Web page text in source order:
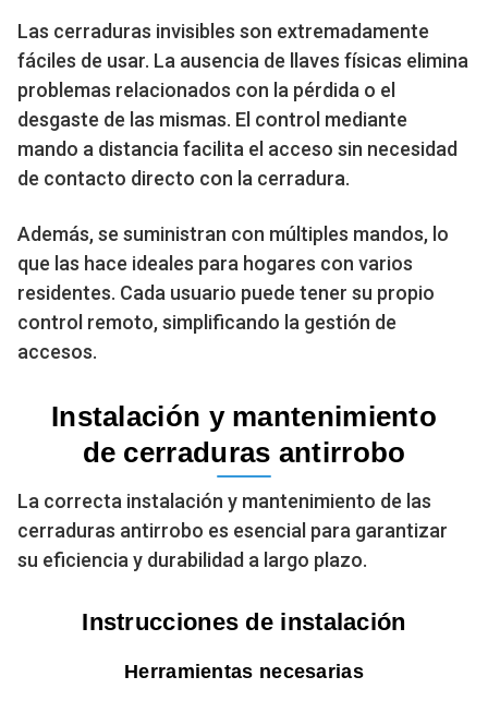
Las cerraduras invisibles son extremadamente
fáciles de usar. La ausencia de llaves físicas elimina
problemas relacionados con la pérdida o el
desgaste de las mismas. El control mediante
mando a distancia facilita el acceso sin necesidad
de contacto directo con la cerradura.
Además, se suministran con múltiples mandos, lo
que las hace ideales para hogares con varios
residentes. Cada usuario puede tener su propio
control remoto, simplificando la gestión de
accesos.
Instalación y mantenimiento
de cerraduras antirrobo
La correcta instalación y mantenimiento de las
cerraduras antirrobo es esencial para garantizar
su eficiencia y durabilidad a largo plazo.
Instrucciones de instalación
Herramientas necesarias